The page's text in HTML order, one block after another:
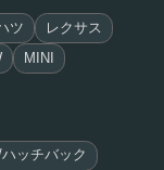
ツ レクサス
MINI
ッチバック